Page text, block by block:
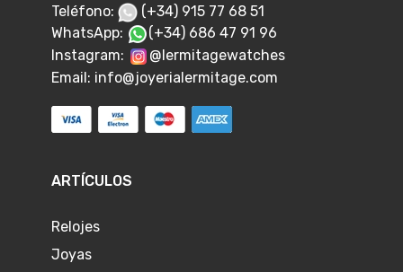
Teléfono:
(+34) 915 77 68 51
WhatsApp:
(+34) 686 47 91 96
Instagram:
@lermitagewatches
Email: info@joyerialermitage.com
ARTÍCULOS
Relojes
Joyas